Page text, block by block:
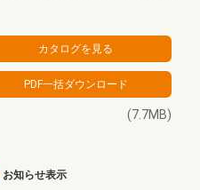
(7.7MB)
お知らせ表示